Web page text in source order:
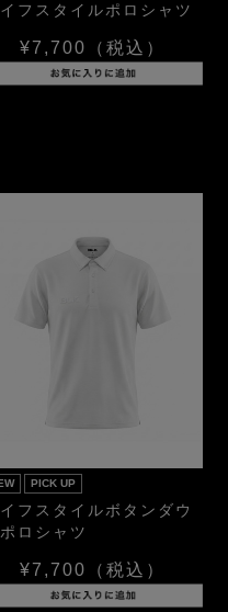
フスタイルポロシャツ
¥7,700 （税込）
PICK UP
フスタイルボタンダウ
ロシャツ
¥7,700 （税込）